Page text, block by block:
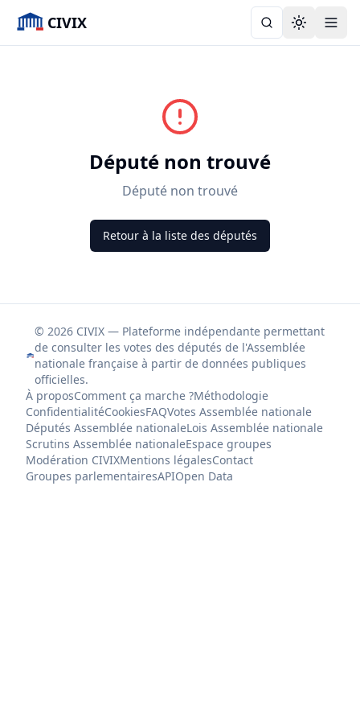
CIVIX Toggle
Député non trouvé
Député non trouvé
Retour à la liste des députés
© 2026 CIVIX — Plateforme indépendante permettant
de consulter les votes des députés de l'Assemblée
nationale française à partir de données publiques
officielles.
À proposComment ça marche ?Méthodologie
ConfidentialitéCookiesFAQVotes Assemblée nationale
Députés Assemblée nationaleLois Assemblée nationale
Scrutins Assemblée nationaleEspace groupes
Modération CIVIXMentions légalesContact
Groupes parlementairesAPIOpen Data